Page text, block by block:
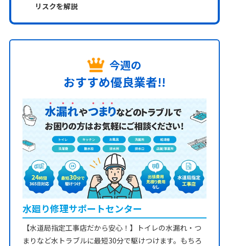
リスクを解説
今週の
おすすめ優良業者!!
水廻り修理サポートセンター
【水道局指定工事店だから安心！】トイレの水漏れ・つ
まりなど水トラブルに最短30分で駆けつけます。もちろ